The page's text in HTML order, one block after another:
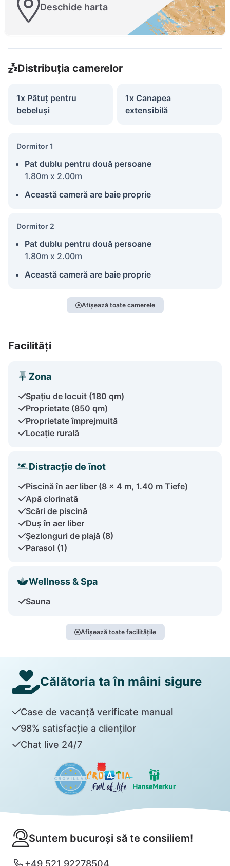
Deschide harta
Distribuția camerelor
1x Pătuț pentru
bebeluși
1x Canapea
extensibilă
Dormitor 1
Pat dublu pentru două persoane
1.80m x 2.00m
Această cameră are baie proprie
Dormitor 2
Pat dublu pentru două persoane
1.80m x 2.00m
Această cameră are baie proprie
Afișează toate camerele
Facilități
Zona
Spațiu de locuit (180 qm)
Proprietate (850 qm)
Proprietate împrejmuită
Locație rurală
Distracție de înot
Piscină în aer liber (8 x 4 m, 1.40 m Tiefe)
Apă clorinată
Scări de piscină
Duș în aer liber
Șezlonguri de plajă (8)
Parasol (1)
Wellness & Spa
Sauna
Afișează toate facilitățile
Călătoria ta în mâini sigure
Case de vacanță verificate manual
98% satisfacție a clienților
Chat live 24/7
Suntem bucuroși să te consiliem!
+49 521 92278504